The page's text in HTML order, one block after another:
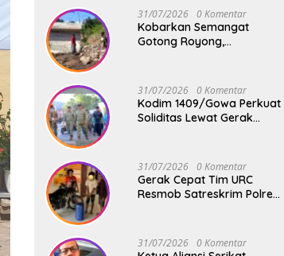
Jembatan Gantung Terus
Digenjot
31/07/2026 0 Komentar
Kobarkan Semangat
Gotong Royong,
Terus Berjalan
31/07/2026 0 Komentar
Kodim 1409/Gowa Perkuat
Soliditas Lewat Gerak
Kodim Gowa
31/07/2026 0 Komentar
Gerak Cepat Tim URC
Resmob Satreskrim Polres
Dongkrak Truk
31/07/2026 0 Komentar